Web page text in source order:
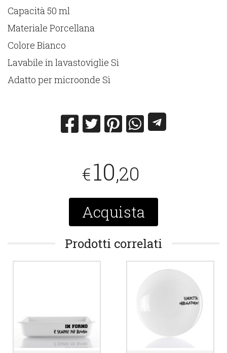
Capacità 50 ml
Materiale Porcellana
Colore Bianco
Lavabile in lavastoviglie Sì
Adatto per microonde Sì
€10,20
Acquista
Prodotti correlati